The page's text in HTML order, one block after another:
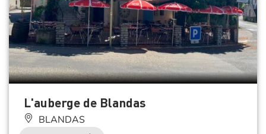
L'auberge de Blandas
BLANDAS